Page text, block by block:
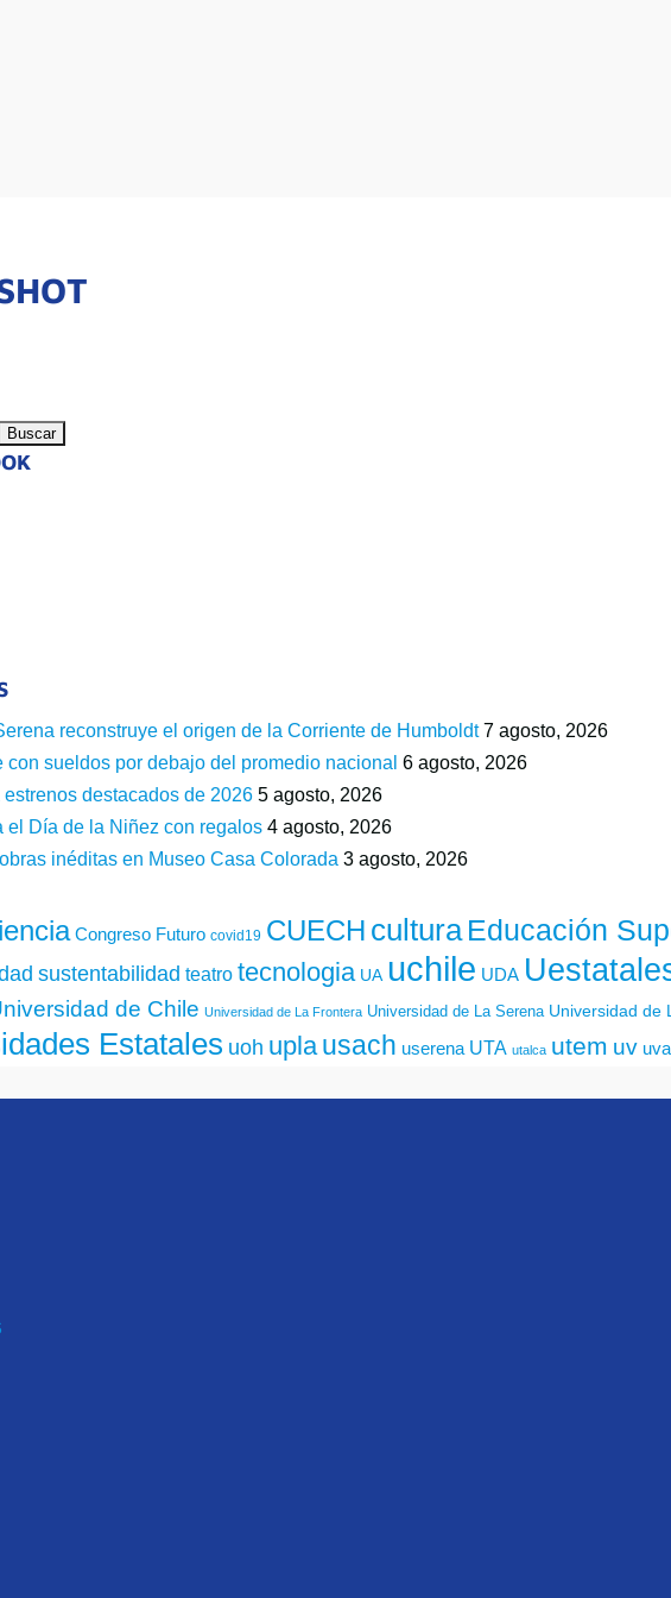
reconstruye el origen de la Corriente de Humboldt 7 agosto, 2026
con sueldos por debajo del promedio nacional 6 agosto, 2026
destacados de 2026 5 agosto, 2026
el Día de la Niñez con regalos 4 agosto, 2026
inéditas en Museo Casa Colorada 3 agosto, 2026
Congreso Futuro covid19 CUECH culturaEducación
sustentabilidad teatro tecnologia UA uchile UDA
de Chile Universidad de La Frontera Universidad de La Serena Universidad de
Estatales uoh uplausach userena UTA utalca utem uv